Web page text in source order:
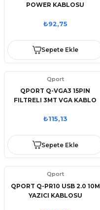
POWER KABLOSU
₺92,75
Sepete Ekle
Qport
QPORT Q-VGA3 15PIN
FILTRELI 3MT VGA KABLO
₺115,13
Sepete Ekle
Qport
QPORT Q-PR10 USB 2.0 10M
YAZICI KABLOSU